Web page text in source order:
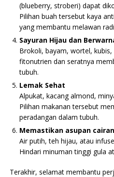
(blueberry, stroberi) dapat
Pilihan buah tersebut kaya
yang membantu melawan
Sayuran Hijau dan
Brokoli, bayam, wortel,
fitonutrien dan seratnya
tubuh.
Lemak Sehat
Alpukat, kacang almond,
Pilihan makanan tersebut
peradangan dalam tubuh.
Memastikan asupan
Air putih, teh hijau, atau
Hindari minuman tinggi gula
Terakhir, selamat membantu